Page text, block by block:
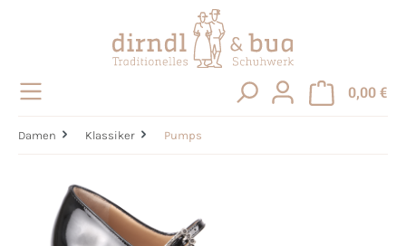
0,00 €
Damen Klassiker Pumps
Bildergalerie überspringen